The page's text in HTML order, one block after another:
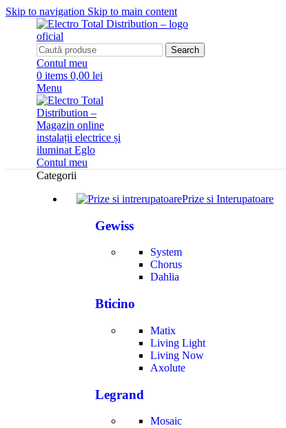
Skip to navigation Skip to main content
Search
Contul meu
0 items 0,00 lei
Menu
Contul meu
Categorii
Prize si Interupatoare
Gewiss
System
Chorus
Dahlia
Bticino
Matix
Living Light
Living Now
Axolute
Legrand
Mosaic